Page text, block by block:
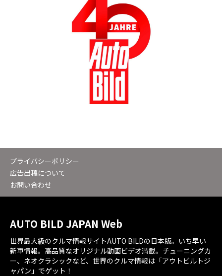
プライバシーポリシー
広告出稿について
お問い合わせ
AUTO BILD JAPAN Web
世界最大級のクルマ情報サイトAUTO BILDの日本版。いち早い
新車情報。高品質なオリジナル動画ビデオ満載。チューニングカ
ー、ネオクラシックなど、世界のクルマ情報は「アウトビルトジ
ャパン」でゲット！